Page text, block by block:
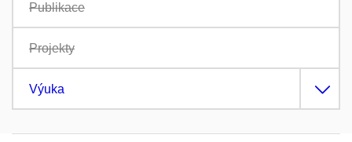
Publikace
Projekty
Výuka